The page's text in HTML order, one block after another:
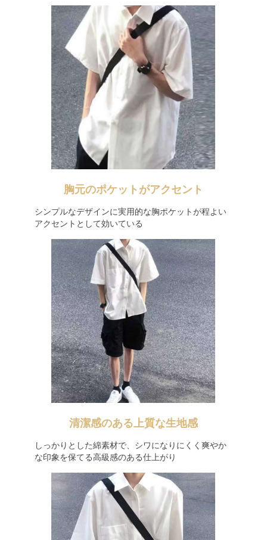
胸元のポケットがアクセント
シンプルなデザインに実用的な胸ポケットが程よい
アクセントとして効いている
清潔感のある上質な生地感
しっかりとした綿素材で、シワになりにくく爽やか
な印象を保てる高級感のある仕上がり